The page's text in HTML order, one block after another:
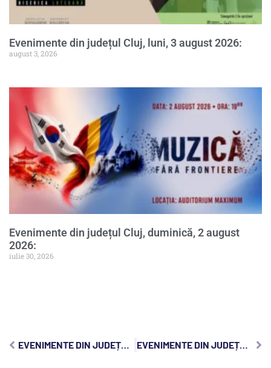
Evenimente din județul Cluj, luni, 3 august 2026:
august 3, 2026
Evenimente din județul Cluj, duminică, 2 august
2026:
iulie 30, 2026
EVENIMENTE DIN JUDEȚUL CLUJ, VINERI, 30 IUNIE 2023: EVENIMENTE DIN JUDEȚUL CLUJ, DUMINICĂ, 2 IULIE 2023: